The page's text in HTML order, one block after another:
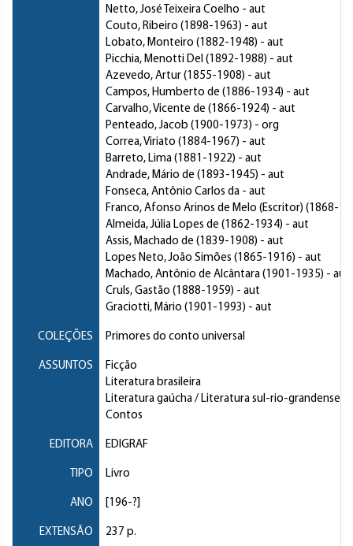
Netto, José Teixeira Coelho - aut
Couto, Ribeiro (1898-1963) - aut
Lobato, Monteiro (1882-1948) - aut
Picchia, Menotti Del (1892-1988) - aut
Azevedo, Artur (1855-1908) - aut
Campos, Humberto de (1886-1934) - aut
Carvalho, Vicente de (1866-1924) - aut
Penteado, Jacob (1900-1973) - org
Correa, Viriato (1884-1967) - aut
Barreto, Lima (1881-1922) - aut
Andrade, Mário de (1893-1945) - aut
Fonseca, Antônio Carlos da - aut
Franco, Afonso Arinos de Melo (Escritor) (1868-
Almeida, Júlia Lopes de (1862-1934) - aut
Assis, Machado de (1839-1908) - aut
Lopes Neto, João Simões (1865-1916) - aut
Machado, Antônio de Alcântara (1901-1935) - aut
Cruls, Gastão (1888-1959) - aut
Graciotti, Mário (1901-1993) - aut
COLEÇÕES Primores do conto universal
ASSUNTOS
Ficção
Literatura brasileira
Literatura gaúcha / Literatura sul-rio-grandense
Contos
EDITORA EDIGRAF
TIPO Livro
ANO [196-?]
EXTENSÃO 237 p.